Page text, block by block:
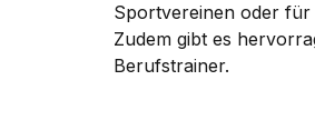
Sportvereinen oder für
Zudem gibt es
Berufstrainer.